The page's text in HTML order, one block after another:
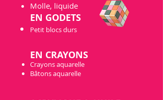
Molle, liquide
EN GODETS
Petit blocs durs
EN CRAYONS
Crayons aquarelle
Bâtons aquarelle